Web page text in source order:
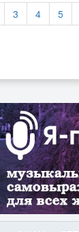
3 4 5